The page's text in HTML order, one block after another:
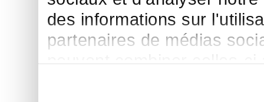
des informations sur
partenaires de médias